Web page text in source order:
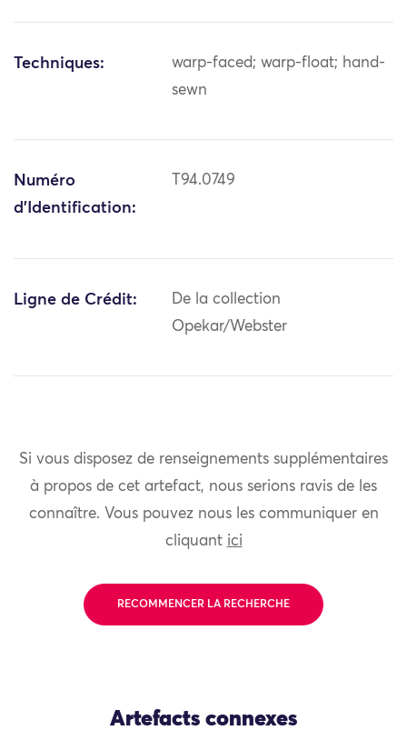
Techniques:
warp-faced; warp-float; hand-
sewn
Numéro
d'Identification:
T94.0749
Ligne de Crédit:
De la collection
Opekar/Webster
Si vous disposez de renseignements supplémentaires
à propos de cet artefact, nous serions ravis de les
connaître. Vous pouvez nous les communiquer en
cliquant ici
RECOMMENCER LA RECHERCHE
Artefacts connexes